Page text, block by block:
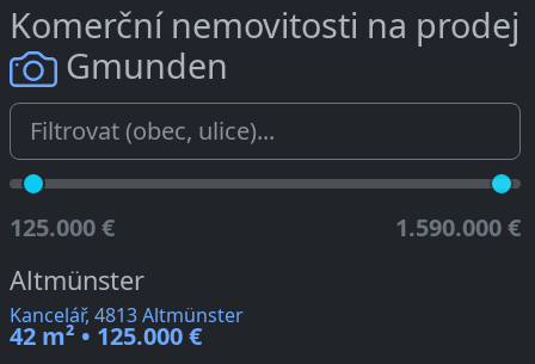
Komerční nemovitosti na prodej
Gmunden
125.000 € 1.590.000 €
Altmünster
Kancelář, 4813 Altmünster
42 m² • 125.000 €